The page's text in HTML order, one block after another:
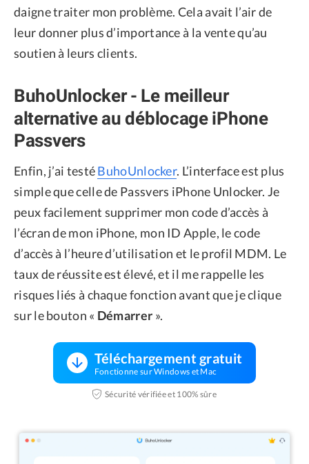
daigne traiter mon problème. Cela avait l’air de
leur donner plus d’importance à la vente qu’au
soutien à leurs clients.
BuhoUnlocker - Le meilleur
alternative au déblocage iPhone
Passvers
Enfin, j’ai testéBuhoUnlocker. L’interface est plus
simple que celle de Passvers iPhone Unlocker. Je
peux facilement supprimer mon code d’accès à
l’écran de mon iPhone, mon ID Apple, le code
d’accès à l’heure d’utilisation et le profil MDM. Le
taux de réussite est élevé, et il me rappelle les
risques liés à chaque fonction avant que je clique
sur le bouton « Démarrer ».
Téléchargement gratuit
Fonctionne sur Windows et Mac
Sécurité vérifiée et 100% sûre